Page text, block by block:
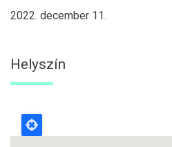
2022. december 11.
Helyszín